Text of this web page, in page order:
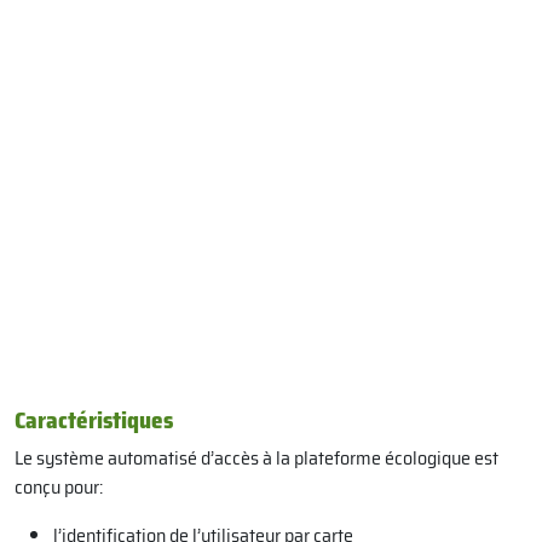
Caractéristiques
Le système automatisé d’accès à la plateforme écologique est
conçu pour:
l’identification de l’utilisateur par carte